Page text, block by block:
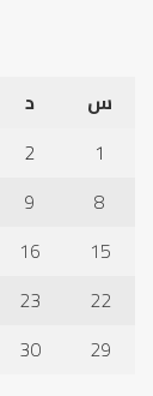
س
د
1
2
8
9
15
16
22
23
29
30